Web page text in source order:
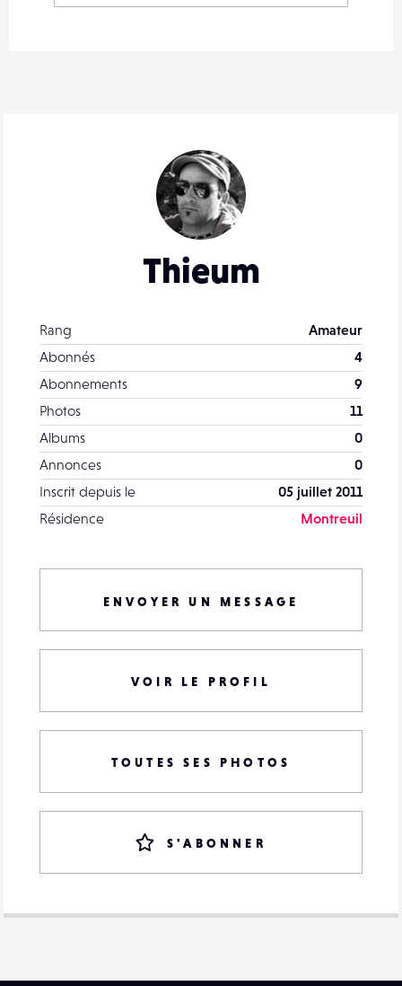
Thieum
Rang
Amateur
Abonnés
4
Abonnements
9
Photos
11
Albums
0
Annonces
0
Inscrit depuis le
05 juillet 2011
Résidence
Montreuil
ENVOYER UN MESSAGE
VOIR LE PROFIL
TOUTES SES PHOTOS
S'ABONNER